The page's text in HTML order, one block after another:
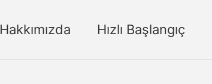
Hakkımızda Hızlı Başlangıç